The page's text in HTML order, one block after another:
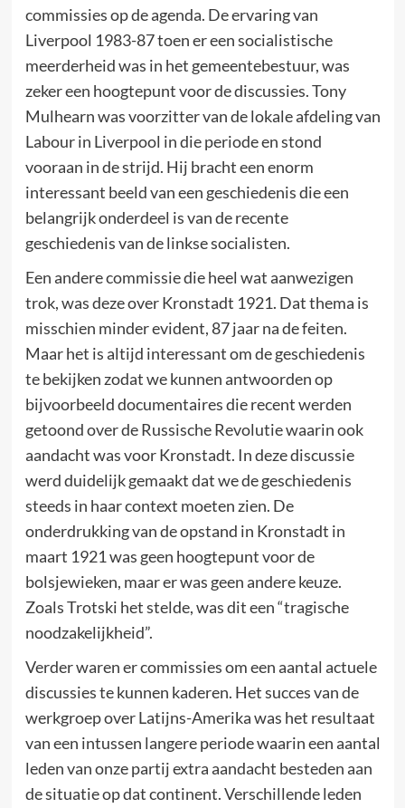
commissies op de agenda. De ervaring van
Liverpool 1983-87 toen er een socialistische
meerderheid was in het gemeentebestuur, was
zeker een hoogtepunt voor de discussies. Tony
Mulhearn was voorzitter van de lokale afdeling van
Labour in Liverpool in die periode en stond
vooraan in de strijd. Hij bracht een enorm
interessant beeld van een geschiedenis die een
belangrijk onderdeel is van de recente
geschiedenis van de linkse socialisten.
Een andere commissie die heel wat aanwezigen
trok, was deze over Kronstadt 1921. Dat thema is
misschien minder evident, 87 jaar na de feiten.
Maar het is altijd interessant om de geschiedenis
te bekijken zodat we kunnen antwoorden op
bijvoorbeeld documentaires die recent werden
getoond over de Russische Revolutie waarin ook
aandacht was voor Kronstadt. In deze discussie
werd duidelijk gemaakt dat we de geschiedenis
steeds in haar context moeten zien. De
onderdrukking van de opstand in Kronstadt in
maart 1921 was geen hoogtepunt voor de
bolsjewieken, maar er was geen andere keuze.
Zoals Trotski het stelde, was dit een “tragische
noodzakelijkheid”.
Verder waren er commissies om een aantal actuele
discussies te kunnen kaderen. Het succes van de
werkgroep over Latijns-Amerika was het resultaat
van een intussen langere periode waarin een aantal
leden van onze partij extra aandacht besteden aan
de situatie op dat continent. Verschillende leden